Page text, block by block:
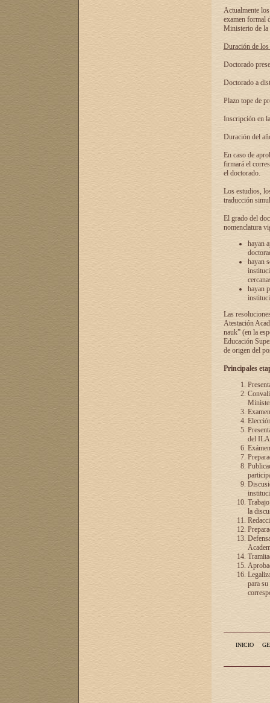
Actualmente
examen formal
Ministerio de la
Duración de
Doctorado
Doctorado a
Plazo tope de
Inscripción en
Duración del
En caso de
firmará el
el doctorado.
Los estudios,
traducción
El grado del
nomenclatura
hayan
hayan
hayan
Las
Atestación
nauk” (en la
Educación
de origen del
Principales
del
la
para
INICIO